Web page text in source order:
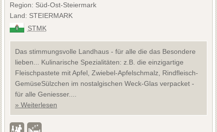
Region: Süd-Ost-Steiermark
Land: STEIERMARK
STMK
Das stimmungsvolle Landhaus - für alle die das Besondere
lieben... Kulinarische Spezialitäten: z.B. die einzigartige
Fleischpastete mit Apfel, Zwiebel-Apfelschmalz, Rindfleisch-
GemüseSülzchen im nostalgischen Weck-Glas verpacket -
für alle Geniesser....
» Weiterlesen